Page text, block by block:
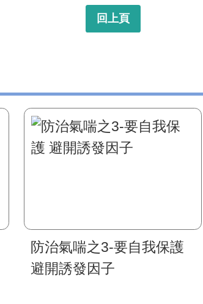
回上頁
防治氣喘之3-要自我保護
避開誘發因子